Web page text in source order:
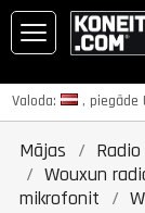
Valoda: , piegāde
Mājas
Wouxun
mikrofonit